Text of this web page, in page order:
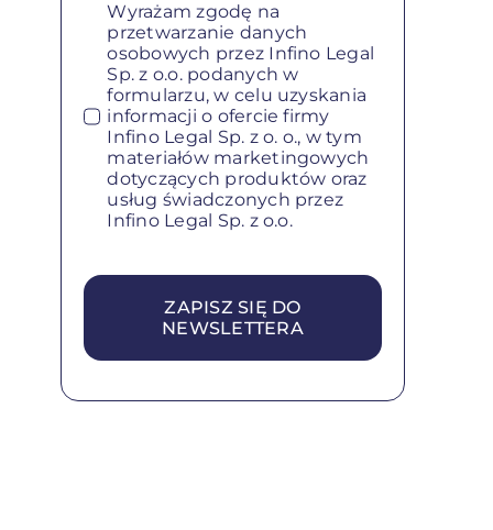
Wyrażam zgodę na
przetwarzanie danych
osobowych przez Infino Legal
Sp. z o.o. podanych w
formularzu, w celu uzyskania
informacji o ofercie firmy
Infino Legal Sp. z o. o., w tym
materiałów marketingowych
dotyczących produktów oraz
usług świadczonych przez
Infino Legal Sp. z o.o.
ZAPISZ SIĘ DO
NEWSLETTERA